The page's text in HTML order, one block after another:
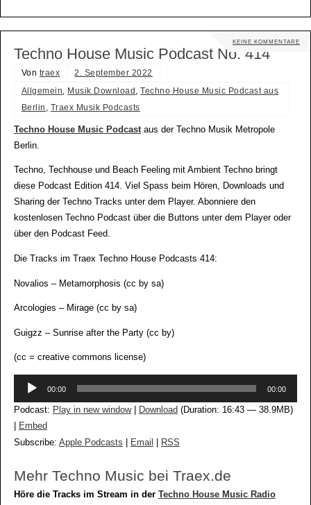
KEINE KOMMENTARE
Techno House Music Podcast No. 414
Von traex
2. September 2022
Allgemein, Musik Download,Techno House Music Podcast aus
Berlin , Traex Musik Podcasts
Techno House Music Podcastaus der Techno Musik Metropole
Berlin.
Techno, Techhouse und Beach Feeling mit Ambient Techno bringt
diese Podcast Edition 414. Viel Spass beim Hören, Downloads und
Sharing der Techno Tracks unter dem Player. Abonniere den
kostenlosen Techno Podcast über die Buttons unter dem Player oder
über den Podcast Feed.
Die Tracks im Traex Techno House Podcasts 414:
Novalios – Metamorphosis (cc by sa)
Arcologies – Mirage (cc by sa)
Guigzz – Sunrise after the Party (cc by)
(cc = creative commons license)
Audio-
00:00 00:00
Podcast: Play in new window| Download (Duration: 16:43 — 38.9MB)
Embed
Subscribe: Apple Podcasts Email RSS
Mehr Techno Music bei Traex.de
Höre die Tracks im Stream in der Techno House Music Radio